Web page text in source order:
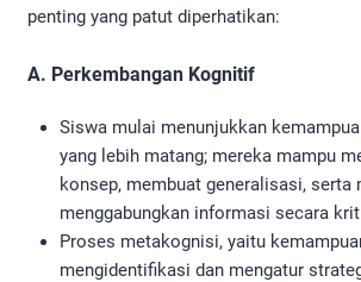
penting yang patut diperhatikan:
A. Perkembangan Kognitif
Siswa mulai menunjukkan
yang lebih matang; mereka mampu
konsep, membuat generalisasi, serta
menggabungkan informasi secara
Proses metakognisi, yaitu
mengidentifikasi dan mengatur